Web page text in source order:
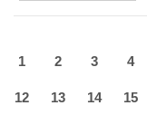
1 2 3 4
12 13 14 15